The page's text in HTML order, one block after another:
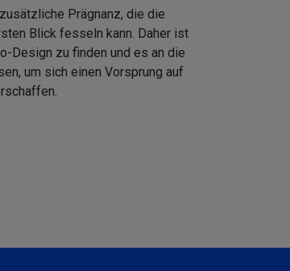
Prägnanz, die die
Blick fesseln kann. Daher ist
Design zu finden und es an die
um sich einen Vorsprung auf